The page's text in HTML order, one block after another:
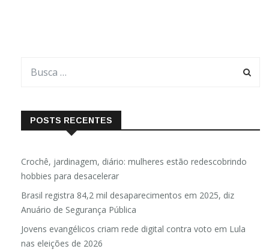
POSTS RECENTES
Crochê, jardinagem, diário: mulheres estão redescobrindo
hobbies para desacelerar
Brasil registra 84,2 mil desaparecimentos em 2025, diz
Anuário de Segurança Pública
Jovens evangélicos criam rede digital contra voto em Lula
nas eleições de 2026